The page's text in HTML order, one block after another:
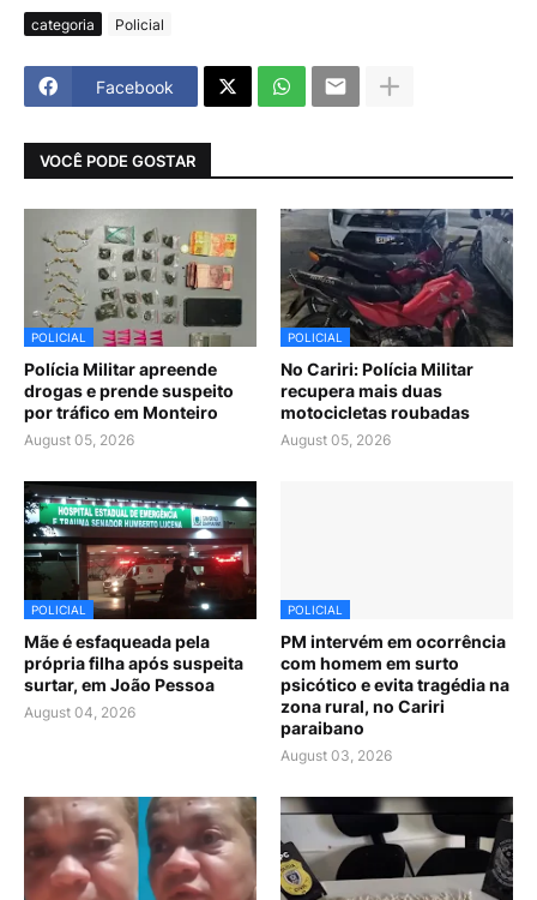
categoria Policial
Facebook
VOCÊ PODE GOSTAR
POLICIAL
Polícia Militar apreende
drogas e prende suspeito
por tráfico em Monteiro
August 05, 2026
POLICIAL
No Cariri: Polícia Militar
recupera mais duas
motocicletas roubadas
August 05, 2026
POLICIAL
Mãe é esfaqueada pela
própria filha após suspeita
surtar, em João Pessoa
August 04, 2026
POLICIAL
PM intervém em ocorrência
com homem em surto
psicótico e evita tragédia na
zona rural, no Cariri
paraibano
August 03, 2026